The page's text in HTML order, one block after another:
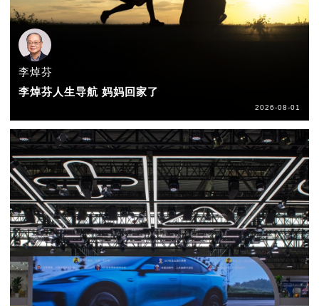
李焯芬
李焯芬人生导航 妈妈回家了
2026-08-01